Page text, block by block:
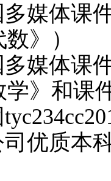
媒体课
》）
媒体课
学》和课
优质本